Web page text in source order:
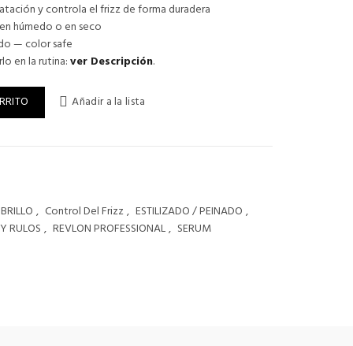
y controla el frizz de forma duradera
húmedo o en seco
— color safe
en la rutina:ver Descripción.
MOISTURIZING DROPS cantidad
Añadir a la lista
BRILLO , Control Del Frizz, ESTILIZADO / PEINADO ,
RULOS , REVLON PROFESSIONAL, SERUM